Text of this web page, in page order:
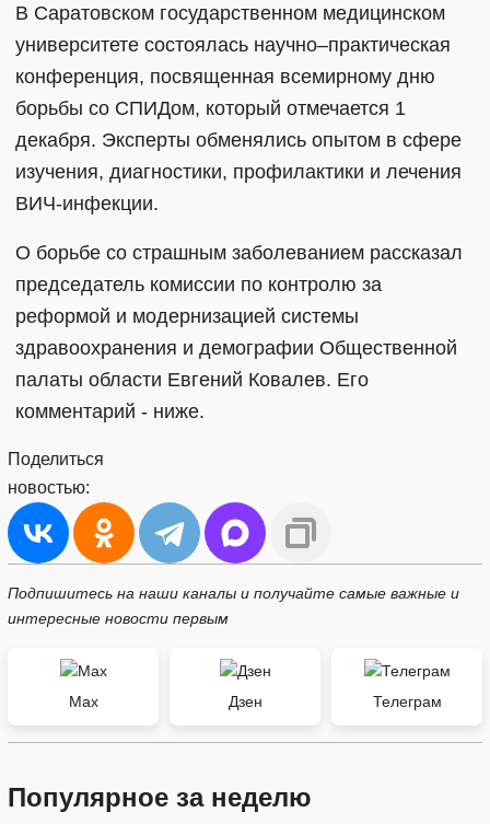
В Саратовском государственном медицинском
университете состоялась научно–практическая
конференция, посвященная всемирному дню
борьбы со СПИДом, который отмечается 1
декабря. Эксперты обменялись опытом в сфере
изучения, диагностики, профилактики и лечения
ВИЧ-инфекции.
О борьбе со страшным заболеванием рассказал
председатель комиссии по контролю за
реформой и модернизацией системы
здравоохранения и демографии Общественной
палаты области Евгений Ковалев. Его
комментарий - ниже.
Поделиться
новостью:
Подпишитесь на наши каналы и получайте самые важные и
интересные новости первым
Max Дзен Телеграм
Популярное за неделю